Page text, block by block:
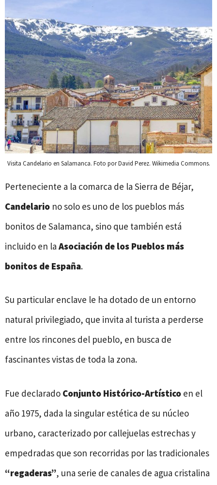
Visita Candelario en Salamanca. Foto por David Perez. Wikimedia Commons.
Perteneciente a la comarca de la Sierra de Béjar,
Candelario no solo es uno de los pueblos más
bonitos de Salamanca, sino que también está
incluido en la Asociación de los Pueblos más
bonitos de España.
Su particular enclave le ha dotado de un entorno
natural privilegiado, que invita al turista a perderse
entre los rincones del pueblo, en busca de
fascinantes vistas de toda la zona.
Fue declarado Conjunto Histórico-Artístico en el
año 1975, dada la singular estética de su núcleo
urbano, caracterizado por callejuelas estrechas y
empedradas que son recorridas por las tradicionales
“regaderas”, una serie de canales de agua cristalina